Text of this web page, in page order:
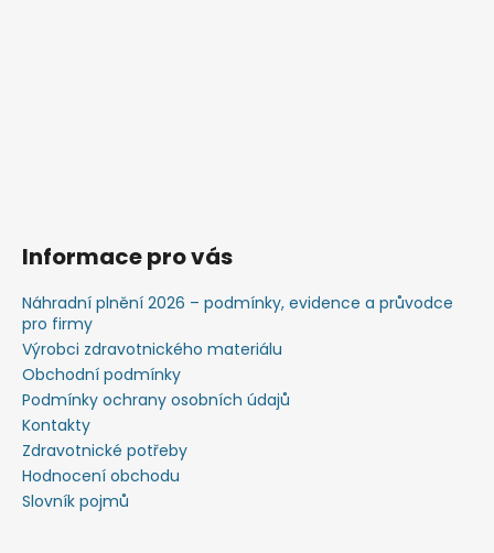
Informace pro vás
Náhradní plnění 2026 – podmínky, evidence a průvodce
pro firmy
Výrobci zdravotnického materiálu
Obchodní podmínky
Podmínky ochrany osobních údajů
Kontakty
Zdravotnické potřeby
Hodnocení obchodu
Slovník pojmů